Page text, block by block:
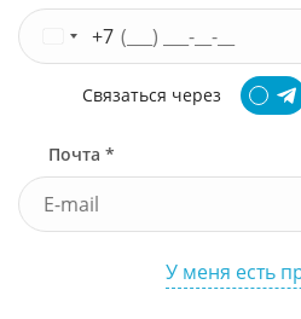
+7
Связаться через
Почта *
У меня есть